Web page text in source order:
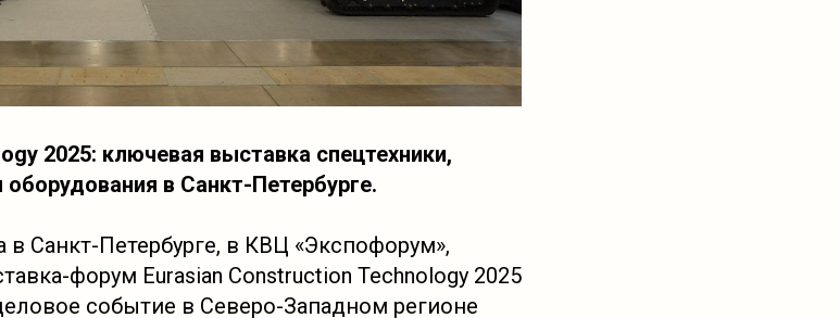
2025: ключевая выставка спецтехники,
в Санкт-Петербурге.
в Санкт-Петербурге, в КВЦ «Экспофорум»,
форум Eurasian Construction Technology 2025
событие в Северо-Западном регионе